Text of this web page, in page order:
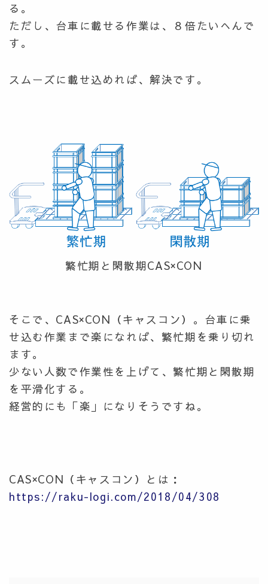
る。
ただし、台車に載せる作業は、８倍たいへんで
す。
スムーズに載せ込めれば、解決です。
繁忙期と閑散期CAS×CON
そこで、CAS×CON（キャスコン）。台車に乗
せ込む作業まで楽になれば、繁忙期を乗り切れ
ます。
少ない人数で作業性を上げて、繁忙期と閑散期
を平滑化する。
経営的にも「楽」になりそうですね。
CAS×CON（キャスコン）とは：
https://raku-logi.com/2018/04/308